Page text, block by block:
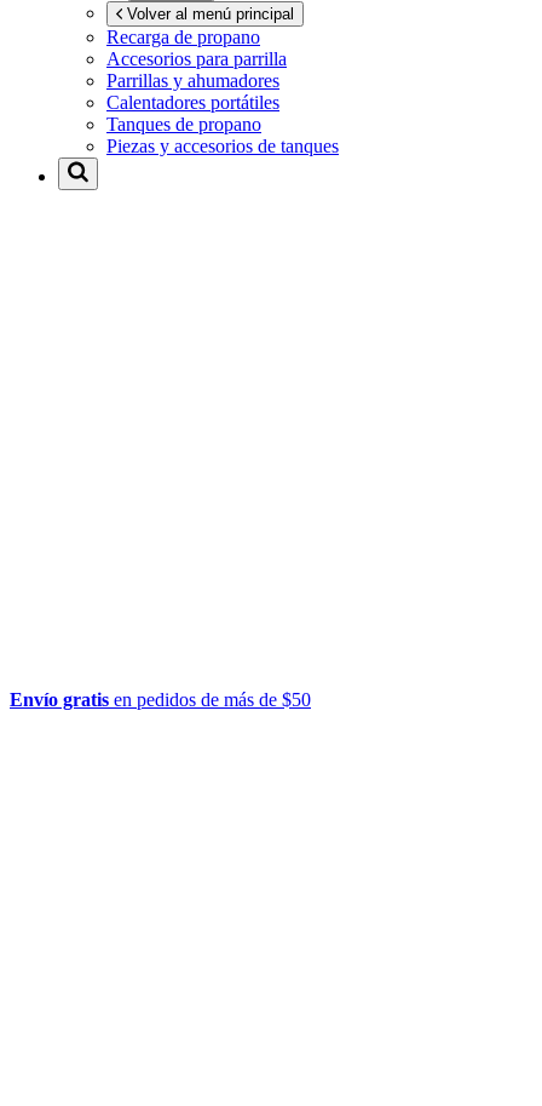
Volver al menú principal
Recarga de propano
Accesorios para parrilla
Parrillas y ahumadores
Calentadores portátiles
Tanques de propano
Piezas y accesorios de tanques
Envío gratis en pedidos de más de $50